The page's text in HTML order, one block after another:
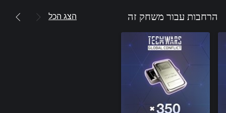
הרחבות עבור משחק זה הצג הכל